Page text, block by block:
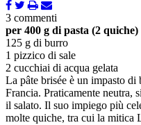
3 commenti
per 400 g di pasta (2 quiche)
125 g di burro
1 pizzico di sale
2 cucchiai di acqua gelata
La pâte brisée è un impasto di
Francia. Praticamente neutra,
il salato. Il suo impiego più
molte quiche, tra cui la mitica